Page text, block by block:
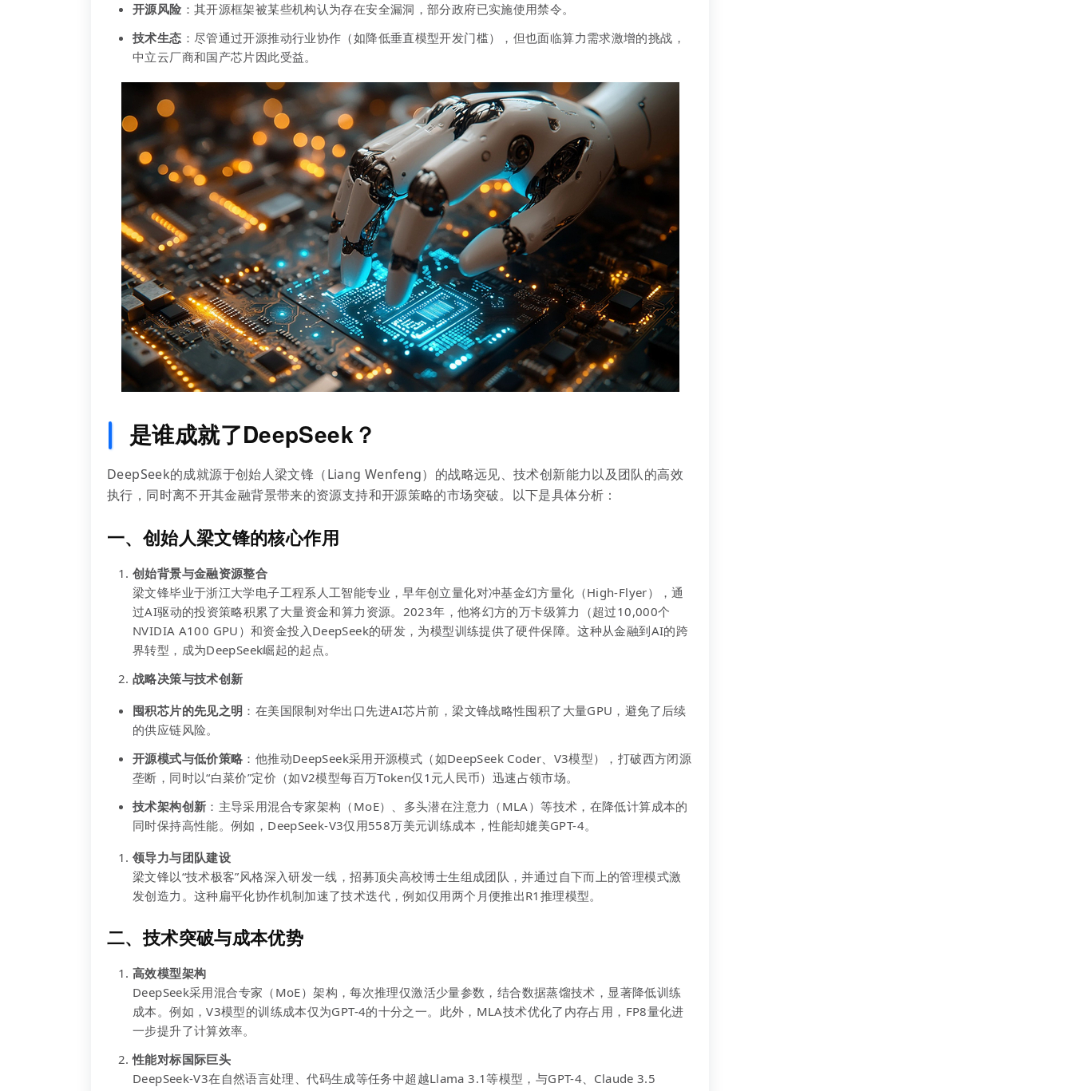
开源风险 ：其开源框架被某些机构认为存在安全漏洞，部分政府已实施使用禁令。
技术生态 ：尽管通过开源推动行业协作（如降低垂直模型开发门槛），但也面临算力需求激增的挑战，
中立云厂商和国产芯片因此受益。
是谁成就了DeepSeek？
DeepSeek的成就源于创始人梁文锋（Liang Wenfeng）的战略远见、技术创新能力以及团队的高效
执行，同时离不开其金融背景带来的资源支持和开源策略的市场突破。以下是具体分析：
一、创始人梁文锋的核心作用
创始背景与金融资源整合
梁文锋毕业于浙江大学电子工程系人工智能专业，早年创立量化对冲基金幻方量化（High-Flyer），通
过AI驱动的投资策略积累了大量资金和算力资源。2023年，他将幻方的万卡级算力（超过10,000个
NVIDIA A100 GPU）和资金投入DeepSeek的研发，为模型训练提供了硬件保障。这种从金融到AI的跨
界转型，成为DeepSeek崛起的起点。
战略决策与技术创新
囤积芯片的先见之明 ：在美国限制对华出口先进AI芯片前，梁文锋战略性囤积了大量GPU，避免了后续
的供应链风险。
开源模式与低价策略 ：他推动DeepSeek采用开源模式（如DeepSeek Coder、V3模型），打破西方闭源
垄断，同时以“白菜价”定价（如V2模型每百万Token仅1元人民币）迅速占领市场。
技术架构创新 ：主导采用混合专家架构（MoE）、多头潜在注意力（MLA）等技术，在降低计算成本的
同时保持高性能。例如，DeepSeek-V3仅用558万美元训练成本，性能却媲美GPT-4。
领导力与团队建设
梁文锋以“技术极客”风格深入研发一线，招募顶尖高校博士生组成团队，并通过自下而上的管理模式激
发创造力。这种扁平化协作机制加速了技术迭代，例如仅用两个月便推出R1推理模型。
二、技术突破与成本优势
高效模型架构
DeepSeek采用混合专家（MoE）架构，每次推理仅激活少量参数，结合数据蒸馏技术，显著降低训练
成本。例如，V3模型的训练成本仅为GPT-4的十分之一。此外，MLA技术优化了内存占用，FP8量化进
一步提升了计算效率。
性能对标国际巨头
DeepSeek-V3在自然语言处理、代码生成等任务中超越Llama 3.1等模型，与GPT-4、Claude 3.5